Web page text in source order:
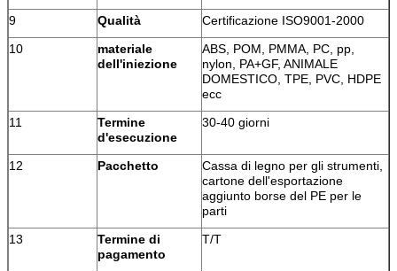
9 Qualità
Certificazione ISO9001-2000
10
materiale
dell'iniezione
ABS, POM, PMMA, PC, pp,
nylon, PA+GF, ANIMALE
DOMESTICO, TPE, PVC, HDPE
ecc
11
Termine
d'esecuzione
30-40 giorni
12 Pacchetto
Cassa di legno per gli strumenti,
cartone dell'esportazione
aggiunto borse del PE per le
parti
13
Termine di
pagamento
T/T